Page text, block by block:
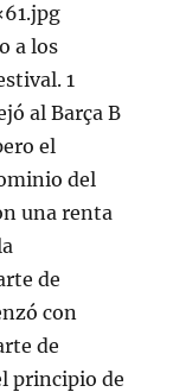
a los
1
al Barça B
el
del
una renta
de
con
de
principio de